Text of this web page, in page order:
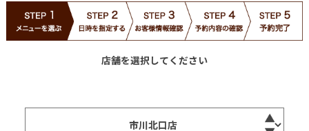
店舗を選択してください